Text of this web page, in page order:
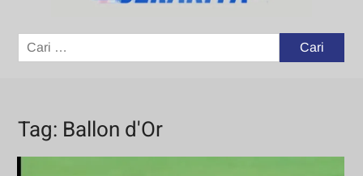
Olahraga
Cari
untuk:
Tag: Ballon d'Or